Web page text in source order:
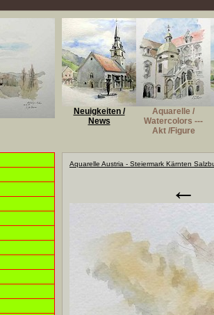
Neuigkeiten /
News
Aquarelle /
Watercolors ---
Akt /Figure
Aquarelle Austria - Steiermark Kärnten
←